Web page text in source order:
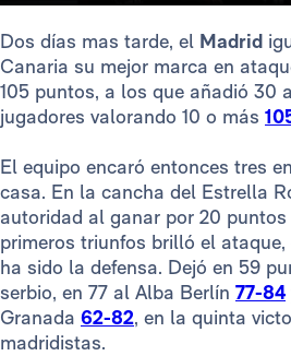
Dos días mas tarde, el Madrid
Canaria su mejor marca en
105 puntos, a los que añadió 30
jugadores valorando 10 o más
El equipo encaró entonces tres
casa. En la cancha del Estrella
autoridad al ganar por 20 puntos
primeros triunfos brilló el
ha sido la defensa. Dejó en 59
serbio, en 77 al Alba Berlín 77-84
Granada 62-82, en la quinta
madridistas.